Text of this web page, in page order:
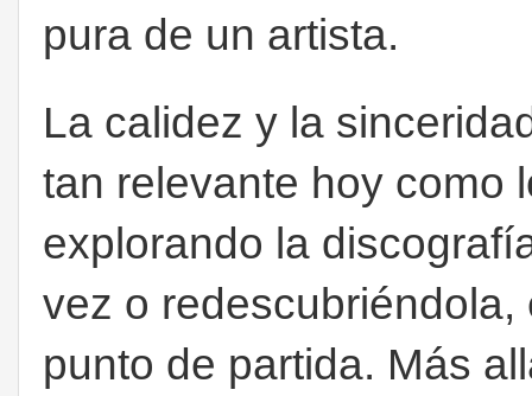
pura de un artista.
La calidez y la
tan relevante hoy como
explorando la
vez o
punto de partida. Más